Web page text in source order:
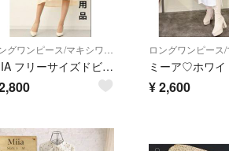
MIIA フリーサイズドビーチェックノースリーブワンピース ベージュアイボリー女
¥2,600